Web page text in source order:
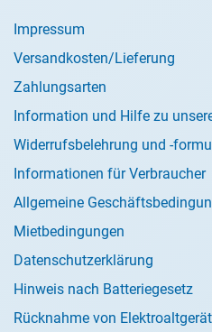
Impressum
Versandkosten/Lieferung
Zahlungsarten
Information und Hilfe zu
Widerrufsbelehrung und -
Informationen für Verbraucher
Allgemeine
Mietbedingungen
Datenschutzerklärung
Hinweis nach Batteriegesetz
Rücknahme von